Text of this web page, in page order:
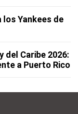
los Yankees de
del Caribe 2026:
a Puerto Rico